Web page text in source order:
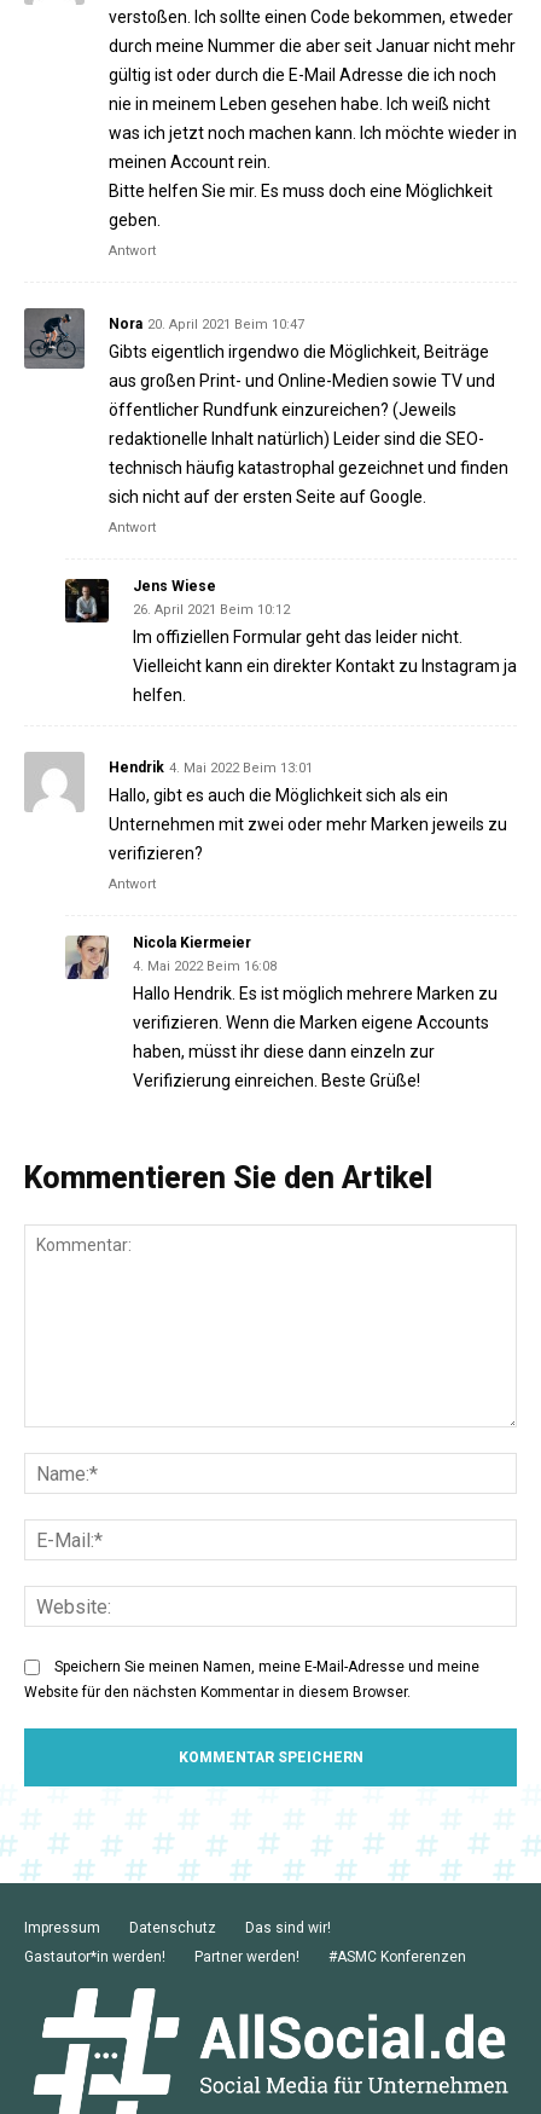
verstoßen. Ich sollte einen Code bekommen, etweder
durch meine Nummer die aber seit Januar nicht mehr
gültig ist oder durch die E-Mail Adresse die ich noch
nie in meinem Leben gesehen habe. Ich weiß nicht
was ich jetzt noch machen kann. Ich möchte wieder in
meinen Account rein.
Bitte helfen Sie mir. Es muss doch eine Möglichkeit
geben.
Antwort
Nora 20. April 2021 Beim 10:47
Gibts eigentlich irgendwo die Möglichkeit, Beiträge
aus großen Print- und Online-Medien sowie TV und
öffentlicher Rundfunk einzureichen? (Jeweils
redaktionelle Inhalt natürlich) Leider sind die SEO-
technisch häufig katastrophal gezeichnet und finden
sich nicht auf der ersten Seite auf Google.
Antwort
Jens Wiese
26. April 2021 Beim 10:12
Im offiziellen Formular geht das leider nicht.
Vielleicht kann ein direkter Kontakt zu Instagram ja
helfen.
Hendrik 4. Mai 2022 Beim 13:01
Hallo, gibt es auch die Möglichkeit sich als ein
Unternehmen mit zwei oder mehr Marken jeweils zu
verifizieren?
Antwort
Nicola Kiermeier
4. Mai 2022 Beim 16:08
Hallo Hendrik. Es ist möglich mehrere Marken zu
verifizieren. Wenn die Marken eigene Accounts
haben, müsst ihr diese dann einzeln zur
Verifizierung einreichen. Beste Grüße!
Kommentieren Sie den Artikel
Speichern Sie meinen Namen, meine E-Mail-Adresse und meine
Website für den nächsten Kommentar in diesem Browser.
Impressum Datenschutz
Das sind wir!
Gastautor*in werden!
Partner werden! #ASMC Konferenzen